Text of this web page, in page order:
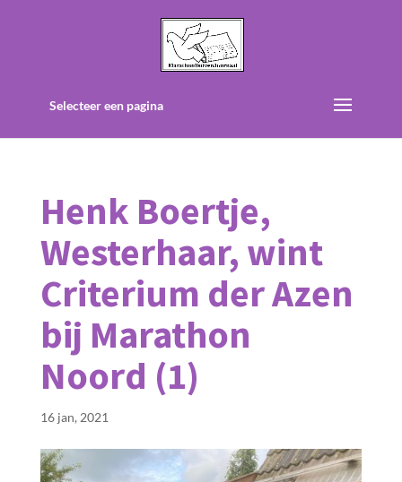
Selecteer een pagina
Henk Boertje,
Westerhaar, wint
Criterium der Azen
bij Marathon
Noord (1)
16 jan, 2021